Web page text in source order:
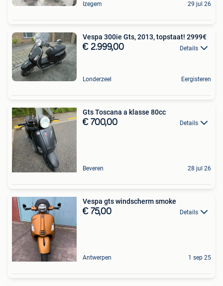
Izegem 29 jul 26
Vespa 300ie Gts, 2013, topstaat! 2999€
€ 2.999,00 Details
Londerzeel Eergisteren
Gts Toscana a klasse 80cc
€ 700,00 Details
Beveren 28 jul 26
Vespa gts windscherm smoke
€ 75,00 Details
Antwerpen 1 sep 25